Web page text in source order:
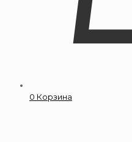
0 Корзина